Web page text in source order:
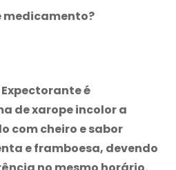
medicamento?
Expectoranteé
de xarope incolor a
com cheiro e sabor
e framboesa, devendo